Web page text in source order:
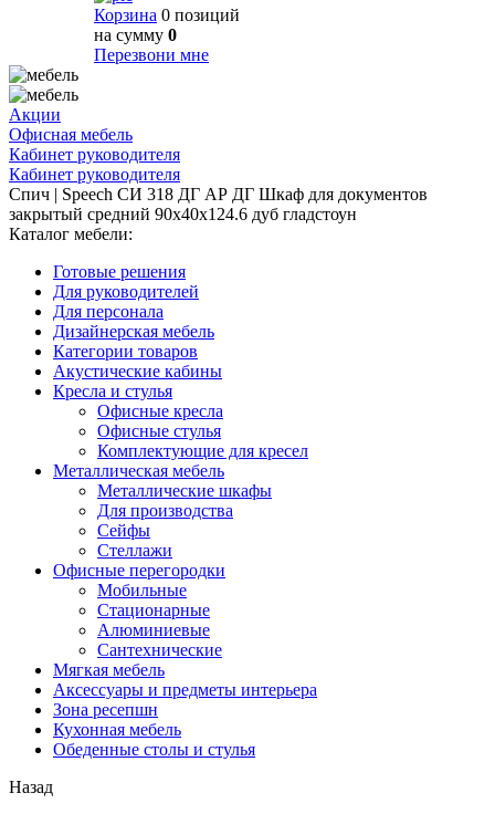
Корзина 0 позиций
на сумму 0
Перезвони мне
Акции
Офисная мебель
Кабинет руководителя
Кабинет руководителя
Спич | Speech СИ 318 ДГ АР ДГ Шкаф для документов
закрытый средний 90x40x124.6 дуб гладстоун
Каталог мебели:
Готовые решения
Для руководителей
Для персонала
Дизайнерская мебель
Категории товаров
Акустические кабины
Кресла и стулья
Офисные кресла
Офисные стулья
Комплектующие для кресел
Металлическая мебель
Металлические шкафы
Для производства
Сейфы
Стеллажи
Офисные перегородки
Мобильные
Стационарные
Алюминиевые
Сантехнические
Мягкая мебель
Аксессуары и предметы интерьера
Зона ресепшн
Кухонная мебель
Обеденные столы и стулья
Назад